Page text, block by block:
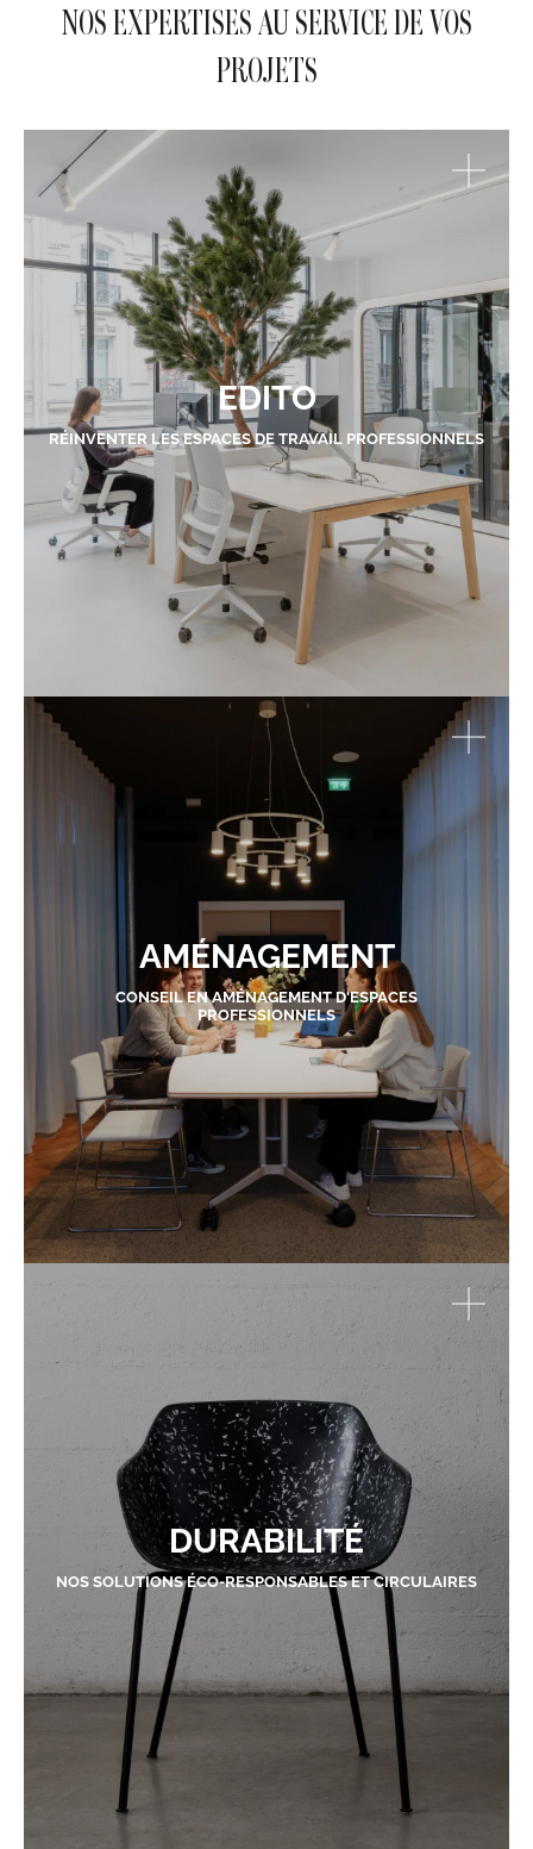
NOS EXPERTISES AU SERVICE DE VOS
PROJETS
EDITO
RÉINVENTER LES ESPACES DE TRAVAIL PROFESSIONNELS
AMÉNAGEMENT
CONSEIL EN AMÉNAGEMENT D'ESPACES
PROFESSIONNELS
DURABILITÉ
NOS SOLUTIONS ÉCO-RESPONSABLES ET CIRCULAIRES